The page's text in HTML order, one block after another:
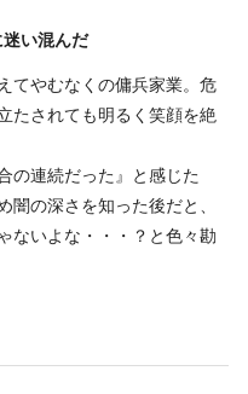
い混んだ
てやむなくの傭兵家業。危
たされても明るく笑顔を絶
の連続だった』と感じた
の深さを知った後だと、
ないよな・・・？と色々勘